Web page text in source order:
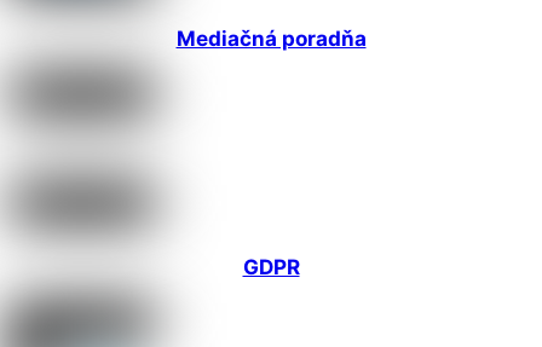
Mediačná poradňa
GDPR